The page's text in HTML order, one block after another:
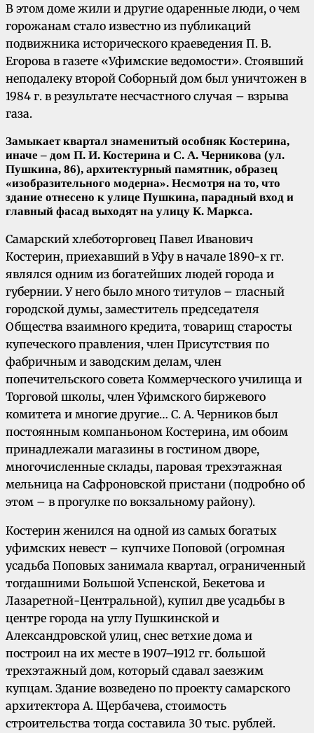
В этом доме жили и другие одаренные люди, о чем
горожанам стало известно из публикаций
подвижника исторического краеведения П. В.
Егорова в газете «Уфимские ведомости». Стоявший
неподалеку второй Соборный дом был уничтожен в
1984 г. в результате несчастного случая – взрыва
газа.
Замыкает квартал знаменитый особняк Костерина,
иначе – дом П. И. Костерина и С. А. Черникова (ул.
Пушкина, 86), архитектурный памятник, образец
«изобразительного модерна». Несмотря на то, что
здание отнесено к улице Пушкина, парадный вход и
главный фасад выходят на улицу К. Маркса.
Самарский хлеботорговец Павел Иванович
Костерин, приехавший в Уфу в начале 1890-х гг.
являлся одним из богатейших людей города и
губернии. У него было много титулов – гласный
городской думы, заместитель председателя
Общества взаимного кредита, товарищ старосты
купеческого правления, член Присутствия по
фабричным и заводским делам, член
попечительского совета Коммерческого училища и
Торговой школы, член Уфимского биржевого
комитета и многие другие… С. А. Черников был
постоянным компаньоном Костерина, им обоим
принадлежали магазины в гостином дворе,
многочисленные склады, паровая трехэтажная
мельница на Сафроновской пристани (подробно об
этом – в прогулке по вокзальному району).
Костерин женился на одной из самых богатых
уфимских невест – купчихе Поповой (огромная
усадьба Поповых занимала квартал, ограниченный
тогдашними Большой Успенской, Бекетова и
Лазаретной-Центральной), купил две усадьбы в
центре города на углу Пушкинской и
Александровской улиц, снес ветхие дома и
построил на их месте в 1907–1912 гг. большой
трехэтажный дом, который сдавал заезжим
купцам. Здание возведено по проекту самарского
архитектора А. Щербачева, стоимость
строительства тогда составила 30 тыс. рублей.